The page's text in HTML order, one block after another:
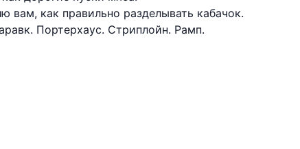
вам, как правильно разделывать кабачок.
Портерхаус. Стриплойн. Рамп.